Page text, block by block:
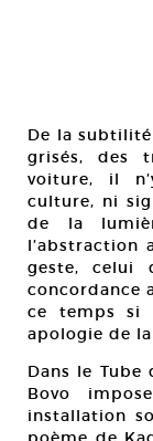
De la
grisés, des
voiture, il
culture, ni
de la
l’abstraction
geste, celui
concordance
ce temps si
apologie de
Dans le Tube
Bovo
installation